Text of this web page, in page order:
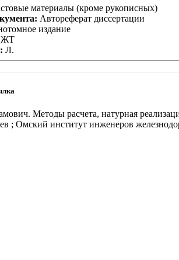
материалы (кроме рукописных)
Автореферат диссертации
издание
Л.
Методы расчета, натурная
; Омский институт инженеров